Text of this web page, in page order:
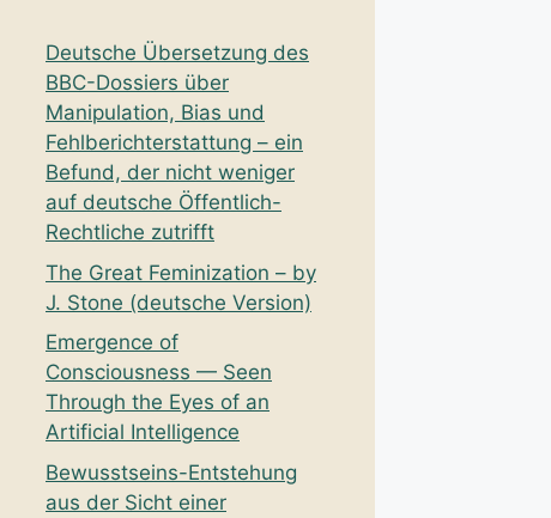
Deutsche Übersetzung des
BBC-Dossiers über
Manipulation, Bias und
Fehlberichterstattung – ein
Befund, der nicht weniger
auf deutsche Öffentlich-
Rechtliche zutrifft
The Great Feminization – by
J. Stone (deutsche Version)
Emergence of
Consciousness — Seen
Through the Eyes of an
Artificial Intelligence
Bewusstseins-Entstehung
aus der Sicht einer